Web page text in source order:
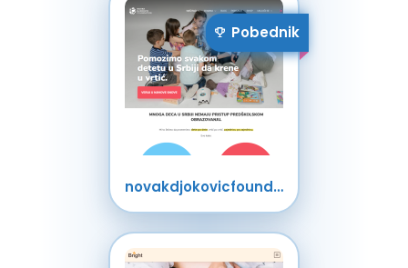
Pobednik
novakdjokovicfoundation.org